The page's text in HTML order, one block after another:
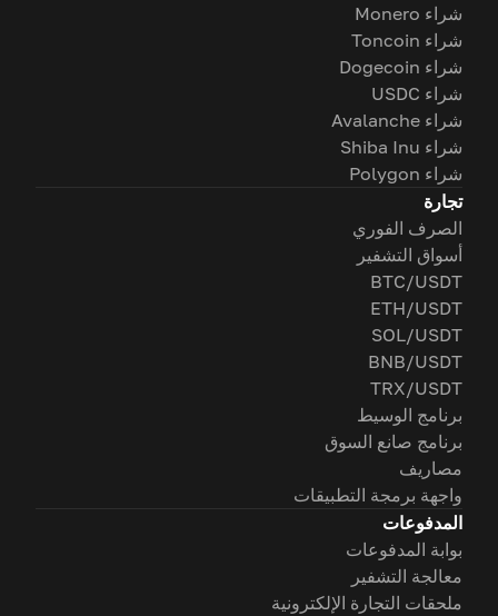
شراء Monero
شراء Toncoin
شراء Dogecoin
شراء USDC
شراء Avalanche
شراء Shiba Inu
شراء Polygon
تجارة
الصرف الفوري
أسواق التشفير
BTC/USDT
ETH/USDT
SOL/USDT
BNB/USDT
TRX/USDT
برنامج الوسيط
برنامج صانع السوق
مصاريف
واجهة برمجة التطبيقات
المدفوعات
بوابة المدفوعات
معالجة التشفير
ملحقات التجارة الإلكترونية